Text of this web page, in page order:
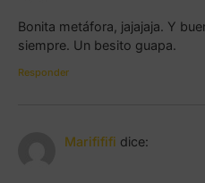
Bonita metáfora, jajajaja. Y
siempre. Un besito guapa.
Responder
Marifififi dice: